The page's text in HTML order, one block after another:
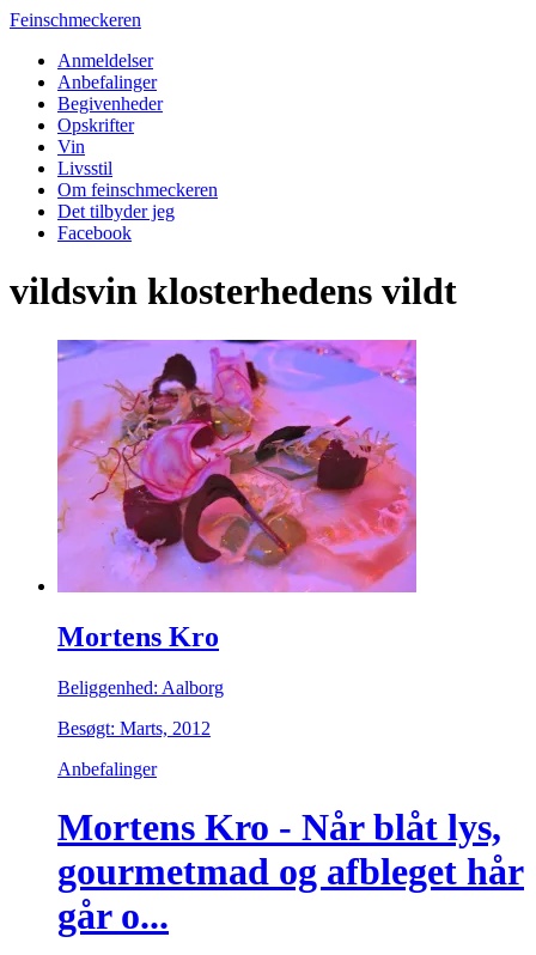
Feinschmeckeren
Anmeldelser
Anbefalinger
Begivenheder
Opskrifter
Vin
Livsstil
Om feinschmeckeren
Det tilbyder jeg
Facebook
vildsvin klosterhedens vildt
Mortens Kro
Beliggenhed: Aalborg
Besøgt: Marts, 2012
Anbefalinger
Mortens Kro - Når blåt lys,
gourmetmad og afbleget hår
går o...